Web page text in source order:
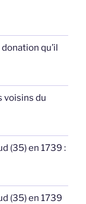
qu’il
voisins du
(35) en 1739 :
(35) en 1739